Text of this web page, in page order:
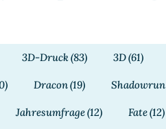
3D-Druck(83) 3D(61)
Dracon(19) Shadowrun
Jahresumfrage(12) Fate(12)